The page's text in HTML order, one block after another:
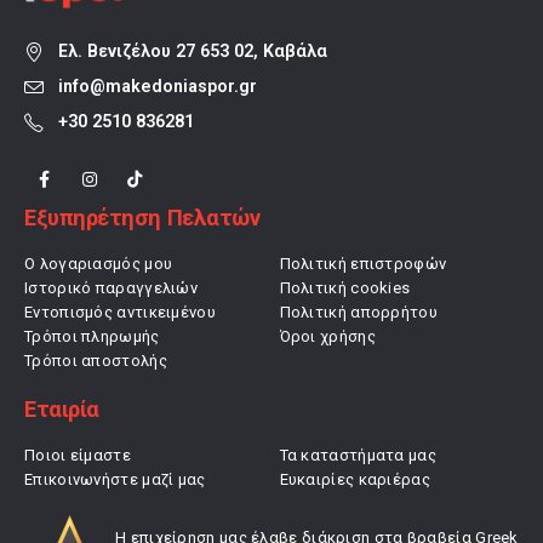
Ελ. Βενιζέλου 27 653 02, Καβάλα
info@makedoniaspor.gr
+30 2510 836281
Εξυπηρέτηση Πελατών
Ο λογαριασμός μου
Ιστορικό παραγγελιών
Εντοπισμός αντικειμένου
Τρόποι πληρωμής
Τρόποι αποστολής
Πολιτική επιστροφών
Πολιτική cookies
Πολιτική απορρήτου
Όροι χρήσης
Εταιρία
Ποιοι είμαστε
Επικοινωνήστε μαζί μας
Τα καταστήματα μας
Ευκαιρίες καριέρας
Η επιχείρηση μας έλαβε διάκριση στα βραβεία Greek